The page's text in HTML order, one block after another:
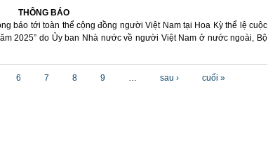
THÔNG BÁO
báo tới toàn thể cộng đồng người Việt Nam tại Hoa Kỳ thể lệ cuộc
2025” do Ủy ban Nhà nước về người Việt Nam ở nước ngoài, Bộ
6 7 8 9 … sau › cuối »